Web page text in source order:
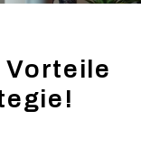
Vorteile